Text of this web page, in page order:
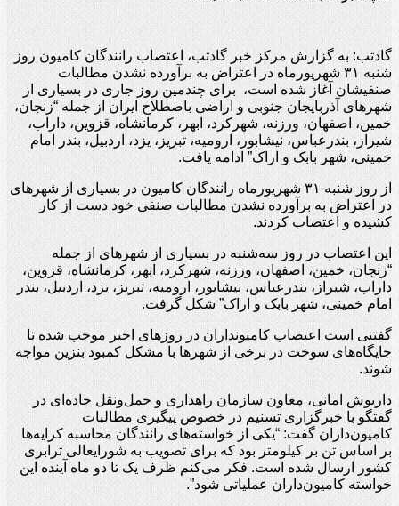
گادتب: به گزارش مرکز خبر گادتب، اعتصاب رانندگان کامیون روز
شنبه ۳۱ شهریورماه در اعتراض به برآورده نشدن مطالبات
صنفیشان آغاز شده است، برای چندمین روز جاری در بسیاری از
شهرهای آذربایجان جنوبی و اراضی باصطلاح ایران از جمله “زنجان،
خمین، اصفهان، ورزنه، شهرکرد، ابهر، کرمانشاه، قزوین، داراب،
شیراز، بندرعباس، نیشابور، ارومیه، تبریز، یزد، اردبیل، بندر امام
خمینی، شهر بابک و اراک” ادامه یافت.
از روز شنبه ۳۱ شهریورماه رانندگان کامیون در بسیاری از شهرهای
در اعتراض به برآورده نشدن مطالبات صنفی خود دست از کار
کشیده و اعتصاب کردند.
این اعتصاب در روز سه‌شنبه در بسیاری از شهرهای از جمله
“زنجان، خمین، اصفهان، ورزنه، شهرکرد، ابهر، کرمانشاه، قزوین،
داراب، شیراز، بندرعباس، نیشابور، ارومیه، تبریز، یزد، اردبیل، بندر
امام خمینی، شهر بابک و اراک” شکل گرفت.
گفتنی است اعتصاب کامیونداران در روزهای اخیر موجب شده تا
جایگاه‌های سوخت در برخی از شهرها با مشکل کمبود بنزین مواجه
شوند.
داریوش امانی، معاون سازمان راهداری و حمل‌ونقل جاده‌ای در
گفتگو با خبرگزاری تسنیم در خصوص پیگیری مطالبات
کامیون‌داران گفت: “یکی از خواسته‌های رانندگان محاسبه کرایه‌ها
بر اساس تن بر کیلومتر بود که برای تصویب به شورایعالی ترابری
کشور ارسال شده است. فکر می‌کنم ظرف یک تا دو ماه آینده این
خواسته کامیون‌داران عملیاتی شود”.